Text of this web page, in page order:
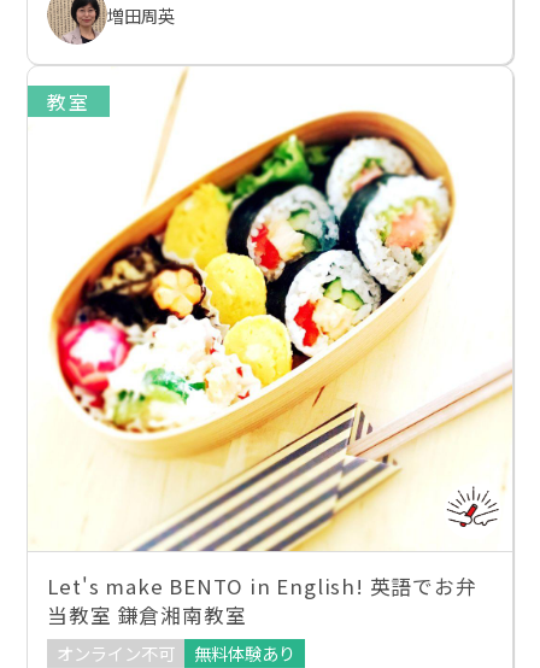
増田周英
教室
Let's make BENTO in English! 英語でお弁
当教室 鎌倉湘南教室
オンライン不可
無料体験あり